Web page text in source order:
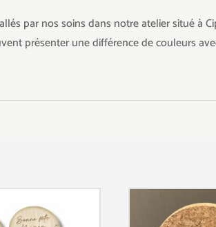
par nos soins dans notre atelier situé à
présenter une différence de couleurs